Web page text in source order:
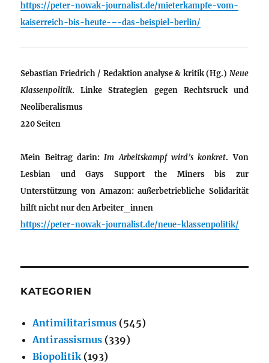
https://peter-nowak-journalist.de/mieterkampfe-vom-
kaiserreich-bis-heute-–-das-beispiel-berlin/
Sebastian Friedrich / Redaktion analyse & kritik (Hg.) Neue
Klassenpolitik. Linke Strategien gegen Rechtsruck und
Neoliberalismus
220 Seiten
Mein Beitrag darin: Im Arbeitskampf wird’s konkret. Von
Lesbian und Gays Support the Miners bis zur
Unterstützung von Amazon: außerbetriebliche Solidarität
hilft nicht nur den Arbeiter_innen
https://peter-nowak-journalist.de/neue-klassenpolitik/
KATEGORIEN
Antimilitarismus (545)
Antirassismus (339)
Biopolitik(193)